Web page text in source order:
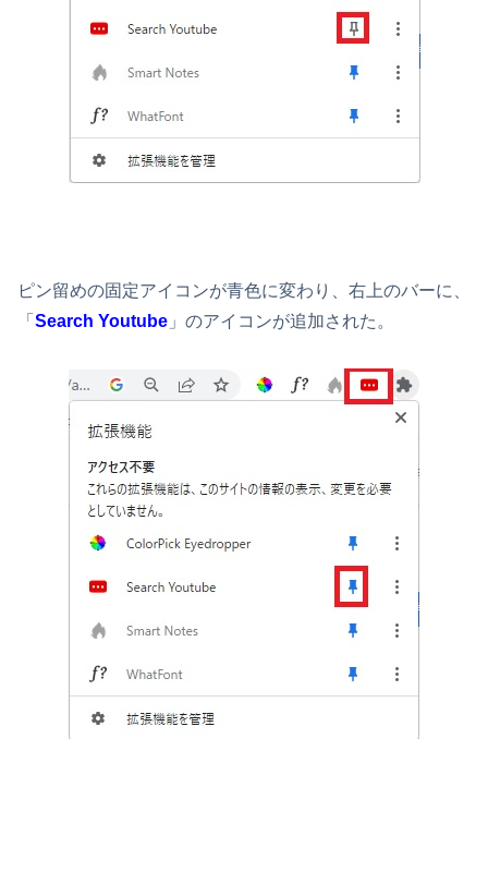
ピン留めの固定アイコンが青色に変わり、右上のバーに、
「 Search Youtube 」のアイコンが追加された。